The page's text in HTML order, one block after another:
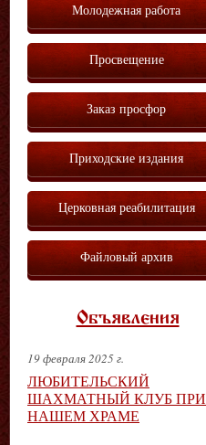
Молодежная работа
Просвещение
Заказ просфор
Приходские издания
Церковная реабилитация
Файловый архив
Объявления
19 февраля 2025 г.
ЛЮБИТЕЛЬСКИЙ
ШАХМАТНЫЙ КЛУБ ПРИ
НАШЕМ ХРАМЕ